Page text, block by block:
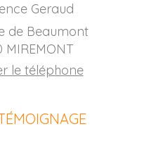
Geraud
de Beaumont
MIREMONT
le téléphone